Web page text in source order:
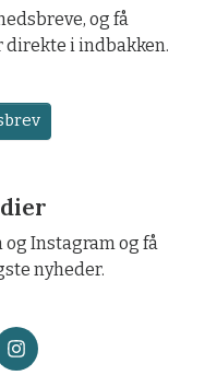
og få
i indbakken.
og Instagram og få
nyheder.